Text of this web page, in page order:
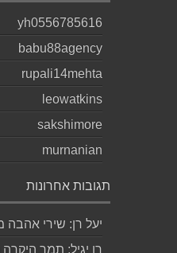
yh0556785616
babu88agency
rupali14mehta
leowatkins
sakshimore
murnanian
תגובות אחרונות
יעל רן: שירי אהבה
עד מאוד כפי שרק
רן יגיל: תמר